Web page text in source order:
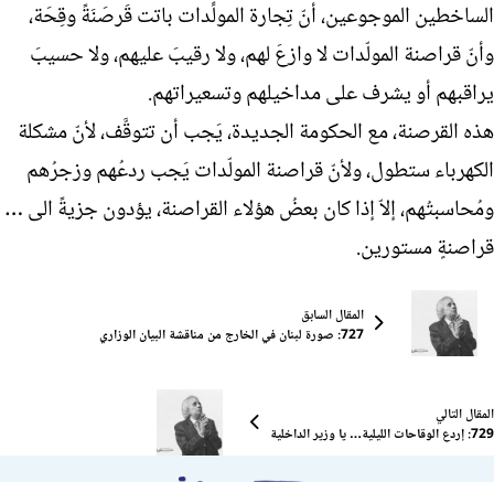
الساخطين الموجوعين، أنّ تِجارة المولِّدات باتت قَرصَنَةً وقِحَة،
وأنّ قراصنة المولّدات لا وازعَ لهم، ولا رقيبَ عليهم، ولا حسيبَ
يراقبهم أو يشرف على مداخيلهم وتسعيراتهم.
هذه القرصنة، مع الحكومة الجديدة، يَجب أن تتوقَّف، لأنّ مشكلة
الكهرباء ستطول، ولأنّ قراصنة المولّدات يَجب ردعُهم وزجرُهم
ومُحاسبتُهم، إلاّ إذا كان بعضُ هؤلاء القراصنة، يؤدون جزيةً الى …
قراصنةٍ مستورين.
المقال السابق
727: صورة لبنان في الخارج من مناقشة البيان الوزاري
المقال التالي
729: إردع الوقاحات الليلية… يا وزير الداخلية